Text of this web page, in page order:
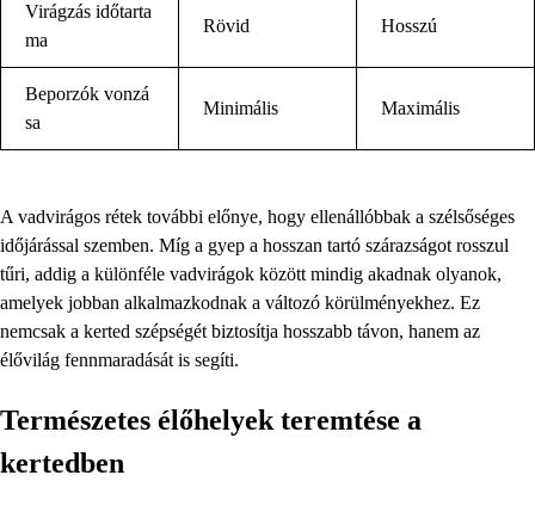
Virágzás időtarta
ma
Rövid Hosszú
Beporzók vonzá
sa
Minimális Maximális
A vadvirágos rétek további előnye, hogy ellenállóbbak a szélsőséges
időjárással szemben. Míg a gyep a hosszan tartó szárazságot rosszul
tűri, addig a különféle vadvirágok között mindig akadnak olyanok,
amelyek jobban alkalmazkodnak a változó körülményekhez. Ez
nemcsak a kerted szépségét biztosítja hosszabb távon, hanem az
élővilág fennmaradását is segíti.
Természetes élőhelyek teremtése a
kertedben